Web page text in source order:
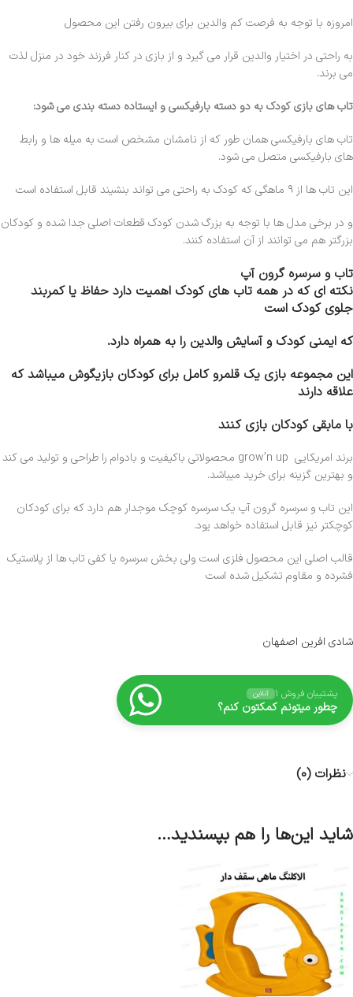
امروزه با توجه به فرصت کم والدین برای بیرون رفتن این محصول
به راحتی در اختیار والدین قرار می گیرد و از بازی در کنار فرزند خود در منزل لذت
می برند.
تاب های بازی کودک به دو دسته بارفیکسی و ایستاده دسته بندی می شود:
تاب های بارفیکسی همان طور که از نامشان مشخص است به میله ها و رابط
های بارفیکسی متصل می شود.
این تاب ها از ۹ ماهگی که کودک به راحتی می تواند بنشیند قابل استفاده است
و در برخی مدل ها با توجه به بزرگ شدن کودک قطعات اصلی جدا شده و کودکان
بزرگتر هم می توانند از آن استفاده کنند.
تاب و سرسره گرون آپ
نکته ای که در همه تاب های کودک اهمیت دارد حفاظ یا کمربند
جلوی کودک است
که ایمنی کودک و آسایش والدین را به همراه دارد.
این مجموعه بازی یک قلمرو کامل برای کودکان بازیگوش میباشد که
علاقه دارند
با مابقی کودکان بازی کنند
برند امریکایی grow’n up محصولاتی باکیفیت و بادوام را طراحی و تولید می کند
و بهترین گزینه برای خرید میباشد.
این تاب و سرسره گرون آپ یک سرسره کوچک موجدار هم دارد که برای کودکان
کوچکتر نیز قابل استفاده خواهد یود.
قالب اصلی این محصول فلزی است ولی بخش سرسره یا کفی تاب ها از پلاستیک
فشرده و مقاوم تشکیل شده است
شادی افرین اصفهان
پشتیبان فروش ۱ آنلاین
چطور میتونم کمکتون کنم؟
نظرات (0)
شاید این‌ها را هم بپسندید…